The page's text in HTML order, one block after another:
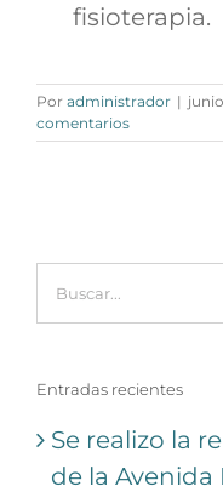
fisioterapia.
Por administrador |
comentarios
Entradas recientes
Se realizo la
de la Avenida